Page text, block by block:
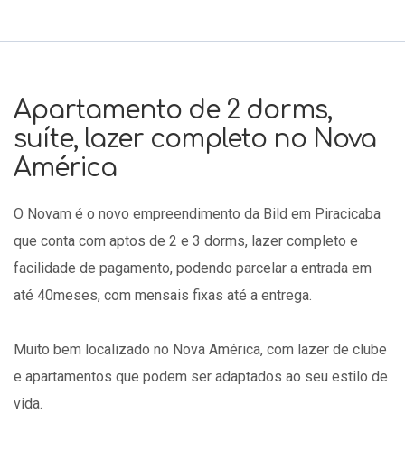
Apartamento de 2 dorms,
suíte, lazer completo no Nova
América
O Novam é o novo empreendimento da Bild em Piracicaba
que conta com aptos de 2 e 3 dorms, lazer completo e
facilidade de pagamento, podendo parcelar a entrada em
até 40meses, com mensais fixas até a entrega.
Muito bem localizado no Nova América, com lazer de clube
e apartamentos que podem ser adaptados ao seu estilo de
vida.